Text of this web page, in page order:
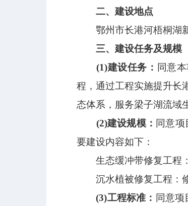
二、建设地点
鄂州市长港河梧桐湖
三、建设任务及规模
(1)建设任务： 同意
程，通过工程实施提升长
态体系，服务梁子湖流域
(2)建设规模： 同意
要建设内容如下：
生态缓冲带修复工程
沉水植被修复工程：
(3)工程标准： 同意项